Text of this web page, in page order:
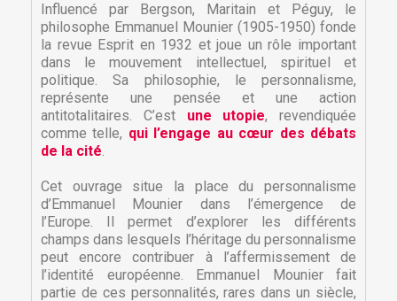
Influencé par Bergson, Maritain et Péguy, le
philosophe Emmanuel Mounier (1905-1950) fonde
la revue Esprit en 1932 et joue un rôle important
dans le mouvement intellectuel, spirituel et
politique. Sa philosophie, le personnalisme,
représente une pensée et une action
antitotalitaires. C’est une utopie, revendiquée
comme telle, qui l’engage au cœur des débats
de la cité.
Cet ouvrage situe la place du personnalisme
d’Emmanuel Mounier dans l’émergence de
l’Europe. Il permet d’explorer les différents
champs dans lesquels l’héritage du personnalisme
peut encore contribuer à l’affermissement de
l’identité européenne. Emmanuel Mounier fait
partie de ces personnalités, rares dans un siècle,